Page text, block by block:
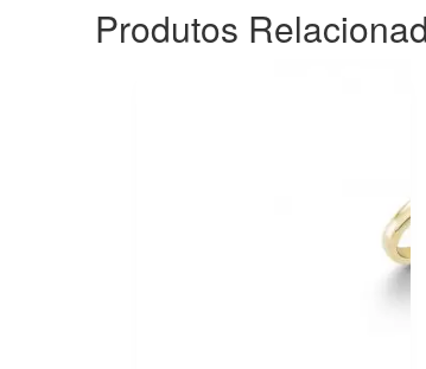
Produtos